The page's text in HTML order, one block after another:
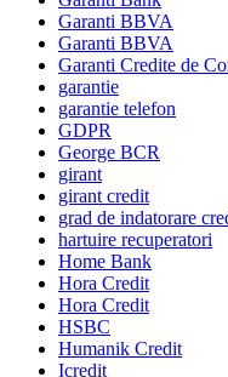
Garanti BBVA
Garanti BBVA
Garanti Credite de
garantie
garantie telefon
GDPR
George BCR
girant
girant credit
grad de indatorare
hartuire recuperatori
Home Bank
Hora Credit
Hora Credit
HSBC
Humanik Credit
Icredit